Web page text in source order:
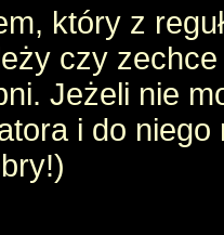
który z
czy
Jeżeli nie
i do